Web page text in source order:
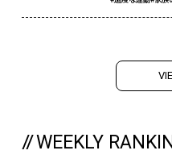
VI
WEEKLY